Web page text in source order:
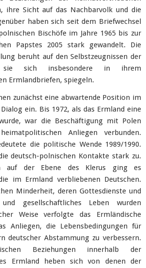
ihre Sicht auf das Nachbarvolk und die
haben sich seit dem Briefwechsel
Bischöfe im Jahre 1965 bis zur
Papstes 2005 stark gewandelt. Die
beruht auf den Selbstzeugnissen der
sie sich insbesondere in ihrem
Ermlandbriefen, spiegeln.
zunächst eine abwartende Position im
ein. Bis 1972, als das Ermland eine
war die Beschäftigung mit Polen
Anliegen verbunden.
die politische Wende 1989/1990.
deutsch-polnischen Kontakte stark zu.
auf der Ebene des Klerus ging es
im Ermland verbliebenen Deutschen.
Minderheit, deren Gottesdienste und
gesellschaftliches Leben wurden
Weise verfolgte das Ermländische
Anliegen, die Lebensbedingungen für
deutscher Abstammung zu verbessern.
Beziehungen innerhalb der
Ermland heben sich von denen der